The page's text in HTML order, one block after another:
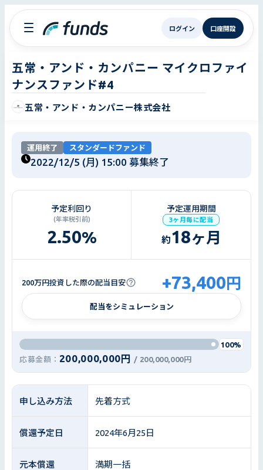
ログイン 口座開設
五常・アンド・カンパニー マイクロファイ
ナンスファンド#4
五常・アンド・カンパニー株式会社
運用終了 スタンダードファンド
2022/12/5 (月) 15:00 募集終了
予定利回り
(年率税引前)
2.50%
予定運用期間
3ヶ月毎に配当
約18ヶ月
200万円投資した際の配当目安 +73,400 円
配当をシミュレーション
100%
応募金額： 200,000,000円 / 200,000,000円
申し込み方法 先着方式
償還予定日 2024年6月25日
元本償還 満期一括